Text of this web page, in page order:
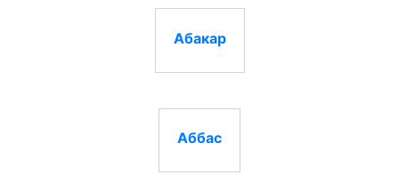
Абакар
Аббас